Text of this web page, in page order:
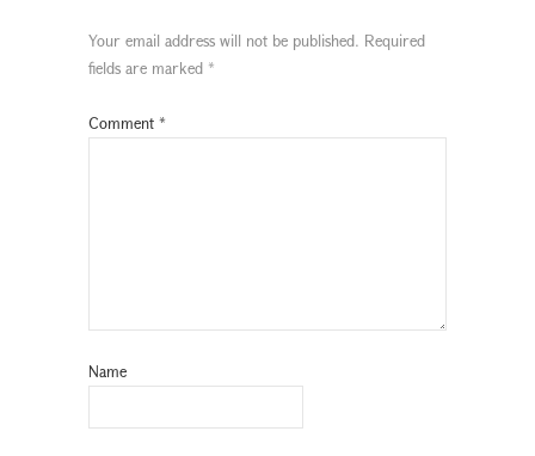
Your email address will not be published. Required
fields are marked *
Comment *
Name